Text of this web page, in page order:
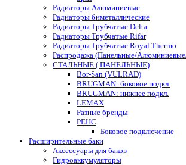
Радиаторы Алюминиевые
Радиаторы биметаллические
Радиаторы Трубчатые Delta
Радиаторы Трубчатые Rifar
Радиаторы Трубчатые Royal Thermo
Распродажа (Панельные/
СТАЛЬНЫЕ ( ПАНЕЛЬНЫЕ)
Bor-San (VULRAD)
BRUGMAN: боковое подкл.
BRUGMAN: нижнее подкл.
LEMAX
Разные бренды
РЕНС
Боковое подключение
Расширительные баки
Аксессуары для баков
Гидроаккумуляторы